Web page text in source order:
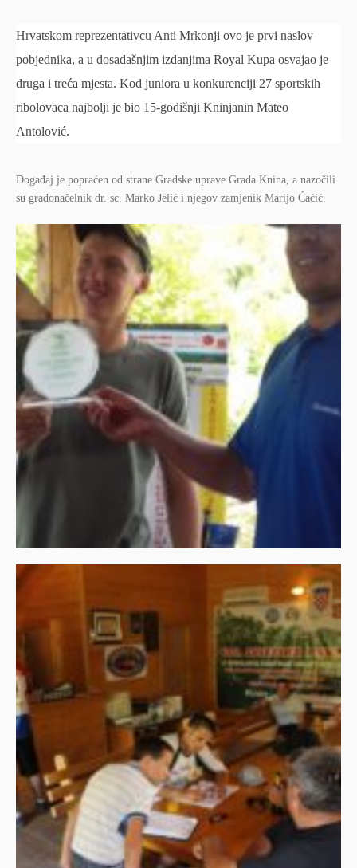
Hrvatskom reprezentativcu Anti Mrkonji ovo je prvi naslov
pobjednika, a u dosadašnjim izdanjima Royal Kupa osvajao je
druga i treća mjesta. Kod juniora u konkurenciji 27 sportskih
ribolovaca najbolji je bio 15-godišnji Kninjanin Mateo
Antolović.
Događaj je popraćen od strane Gradske uprave Grada Knina, a nazočili
su gradonačelnik dr. sc. Marko Jelić i njegov zamjenik Marijo Ćaćić.